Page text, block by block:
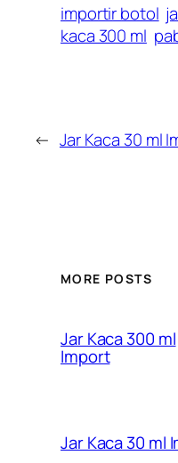
importir botol
kaca 300 ml
← Jar Kaca 30 ml
MORE POSTS
Jar Kaca 300 ml
Import
Jar Kaca 30 ml